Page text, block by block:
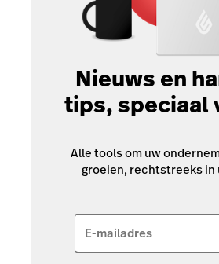
Nieuws en
tips, speciaal
Alle tools om uw
groeien, rechtstreeks in
E-mailadres